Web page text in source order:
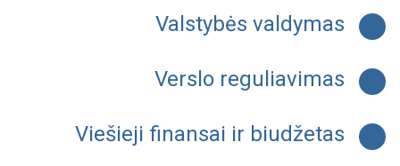
Valstybės valdymas
Verslo reguliavimas
Viešieji finansai ir biudžetas